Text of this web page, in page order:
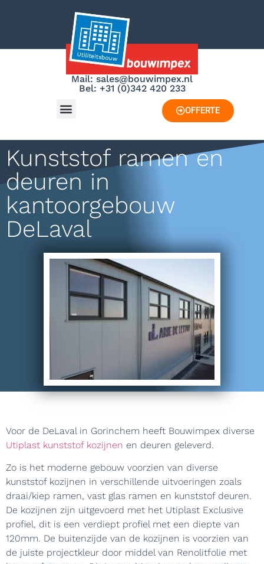
Mail: sales@bouwimpex.nl
Bel: +31 (0)342 420 233
OFFERTE
Kunststof ramen en
deuren in
kantoorgebouw
DeLaval
Voor de DeLaval in Gorinchem heeft Bouwimpex diverse
Utiplast kunststof kozijnen en deuren geleverd.
Zo is het moderne gebouw voorzien van diverse
kunststof kozijnen in verschillende uitvoeringen zoals
draai/kiep ramen, vast glas ramen en kunststof deuren.
De kozijnen zijn uitgevoerd met het Utiplast Exclusive
profiel, dit is een verdiept profiel met een diepte van
120mm. De buitenzijde van de kozijnen is voorzien van
de juiste projectkleur door middel van Renolitfolie met